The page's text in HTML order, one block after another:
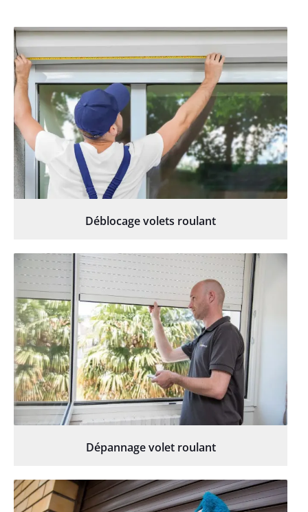
Déblocage volets roulant
Dépannage volet roulant